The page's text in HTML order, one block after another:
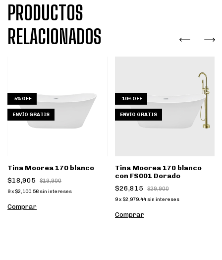
PRODUCTOS
RELACIONADOS
-5% OFF
ENVÍO GRATIS
Tina Moorea 170 blanco
$18,905
$19,900
9x $2,100.56 sin intereses
Comprar
-10% OFF
ENVÍO GRATIS
Tina Moorea 170 blanco
con FS001 Dorado
$26,815
$29,900
9 x $2,979.44 sin intereses
Comprar